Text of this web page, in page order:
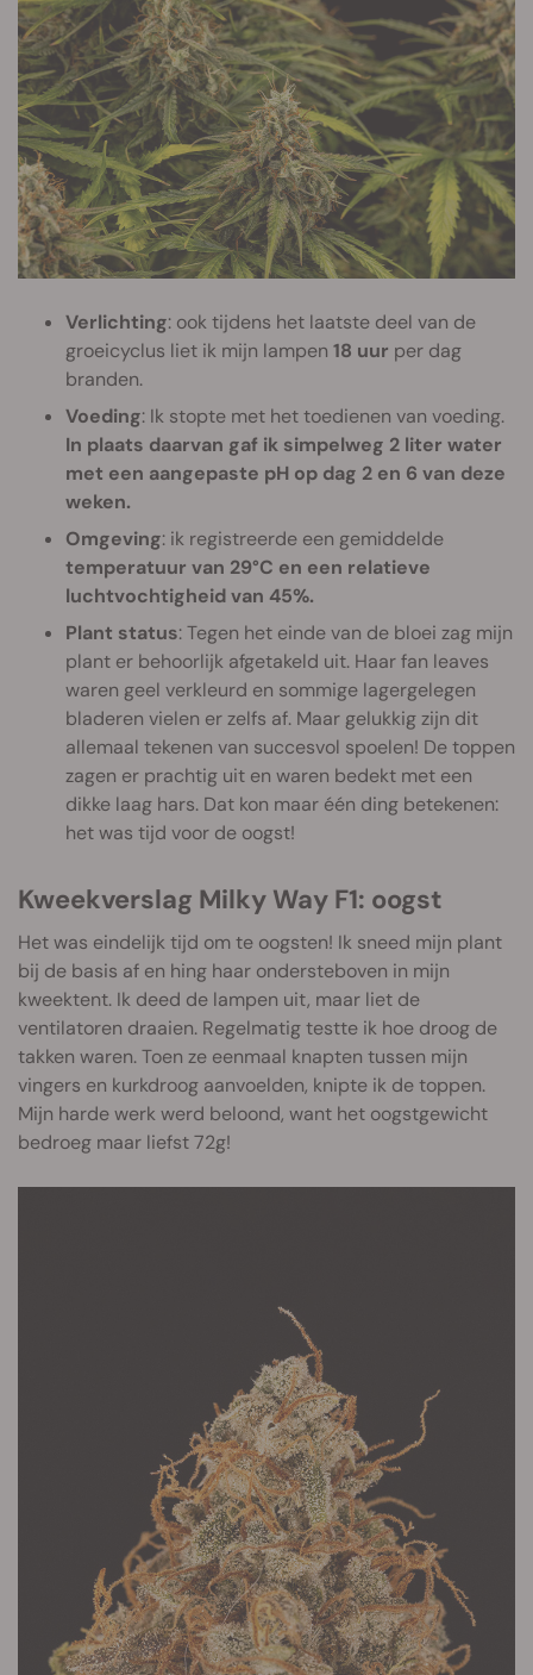
Verlichting: ook tijdens het laatste deel van de
groeicyclus liet ik mijn lampen 18 uur per dag
branden.
Voeding: Ik stopte met het toedienen van voeding.
In plaats daarvan gaf ik simpelweg 2 liter water
met een aangepaste pH op dag 2 en 6 van deze
weken.
Omgeving: ik registreerde een gemiddelde
temperatuur van 29°C en een relatieve
luchtvochtigheid van 45%.
Plant status: Tegen het einde van de bloei zag mijn
plant er behoorlijk afgetakeld uit. Haar fan leaves
waren geel verkleurd en sommige lagergelegen
bladeren vielen er zelfs af. Maar gelukkig zijn dit
allemaal tekenen van succesvol spoelen! De toppen
zagen er prachtig uit en waren bedekt met een
dikke laag hars. Dat kon maar één ding betekenen:
het was tijd voor de oogst!
Kweekverslag Milky Way F1: oogst
Het was eindelijk tijd om te oogsten! Ik sneed mijn plant
bij de basis af en hing haar ondersteboven in mijn
kweektent. Ik deed de lampen uit, maar liet de
ventilatoren draaien. Regelmatig testte ik hoe droog de
takken waren. Toen ze eenmaal knapten tussen mijn
vingers en kurkdroog aanvoelden, knipte ik de toppen.
Mijn harde werk werd beloond, want het oogstgewicht
bedroeg maar liefst 72g!